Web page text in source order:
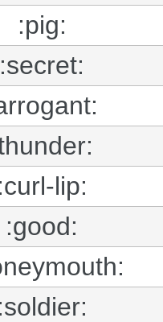
:pig:
:secret:
:curl-lip:
:good:
:soldier: